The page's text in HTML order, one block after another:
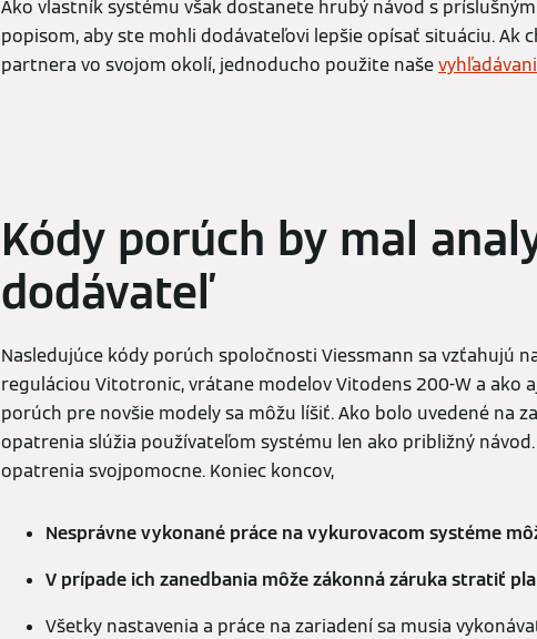
Ako vlastník systému však dostanete hrubý návod s
popisom, aby ste mohli dodávateľovi lepšie opísať situáciu. Ak
partnera vo svojom okolí, jednoducho použite naše
Kódy porúch by mal
dodávateľ
Nasledujúce kódy porúch spoločnosti Viessmann sa vzťahujú
reguláciou Vitotronic, vrátane modelov Vitodens 200-W a ako
porúch pre novšie modely sa môžu líšiť. Ako bolo uvedené na
opatrenia slúžia používateľom systému len ako približný
opatrenia svojpomocne. Koniec koncov,
Nesprávne vykonané práce na vykurovacom systéme
V prípade ich zanedbania môže zákonná záruka stratiť
Všetky nastavenia a práce na zariadení sa musia